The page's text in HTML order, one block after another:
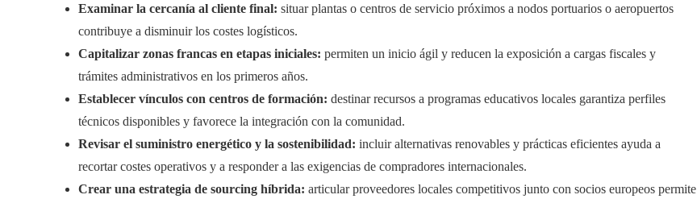
Examinar la cercanía al cliente final: situar plantas o centros de servicio próximos a nodos portuarios o aeropuertos
contribuye a disminuir los costes logísticos.
Capitalizar zonas francas en etapas iniciales: permiten un inicio ágil y reducen la exposición a cargas fiscales y
trámites administrativos en los primeros años.
Establecer vínculos con centros de formación: destinar recursos a programas educativos locales garantiza perfiles
técnicos disponibles y favorece la integración con la comunidad.
Revisar el suministro energético y la sostenibilidad: incluir alternativas renovables y prácticas eficientes ayuda a
recortar costes operativos y a responder a las exigencias de compradores internacionales.
Crear una estrategia de sourcing híbrida: articular proveedores locales competitivos junto con socios europeos permite